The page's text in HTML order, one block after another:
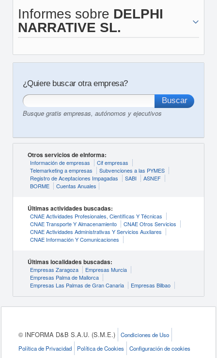
Informes sobre DELPHI
NARRATIVE SL.
¿Quiere buscar otra empresa?
Busque gratis empresas, autónomos y ejecutivos
Otros servicios de eInforma:
Información de empresas
Cif empresas
Telemarketing a empresas
Subvenciones a las PYMES
Registro de Aceptaciones Impagadas
SABI
ASNEF
BORME
Cuentas Anuales
Últimas actividades buscadas:
CNAE Actividades Profesionales, Científicas Y Técnicas
CNAE Transporte Y Almacenamiento
CNAE Otros Servicios
CNAE Actividades Administrativas Y Servicios Auxliares
CNAE Información Y Comunicaciones
Últimas localidades buscadas:
Empresas Zaragoza
Empresas Murcia
Empresas Palma de Mallorca
Empresas Las Palmas de Gran Canaria
Empresas Bilbao
© INFORMA D&B S.A.U. (S.M.E.)
Condiciones de Uso
Política de Privacidad
Política de Cookies Configuración de cookies